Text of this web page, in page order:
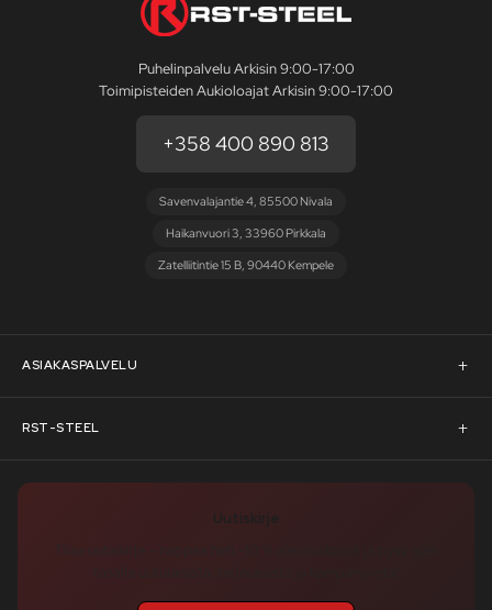
Puhelinpalvelu Arkisin 9:00-17:00
Toimipisteiden Aukioloajat Arkisin 9:00-17:00
+358 400 890 813
Savenvalajantie 4, 85500 Nivala
Haikanvuori 3, 33960 Pirkkala
Zatelliitintie 15 B, 90440 Kempele
ASIAKASPALVELU
Asiakaspalvelu
Pyydä tarjous
RST-STEEL
RST-Steelin tarina
Tukku-asiakkaaksi
Uutiskirje